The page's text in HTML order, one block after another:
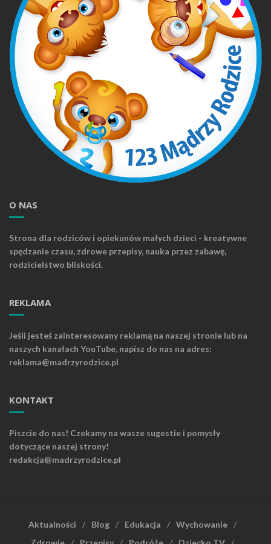
O NAS
Strona dla rodziców i opiekunów małych dzieci - kreatywne
spędzanie czasu, zdrowe przepisy, nauka przez zabawę,
rodzicielstwo bliskości.
REKLAMA
Jeśli jesteś zainteresowany reklamą na naszej stronie lub na
naszych kanałach YouTube, napisz do nas na adres:
reklama@madrzyrodzice.pl
KONTAKT
Piszcie do nas! Czekamy na wasze sugestie i pomysły
dotyczące naszej strony!
redakcja@madrzyrodzice.pl
Aktualności Blog Edukacja
Wychowanie